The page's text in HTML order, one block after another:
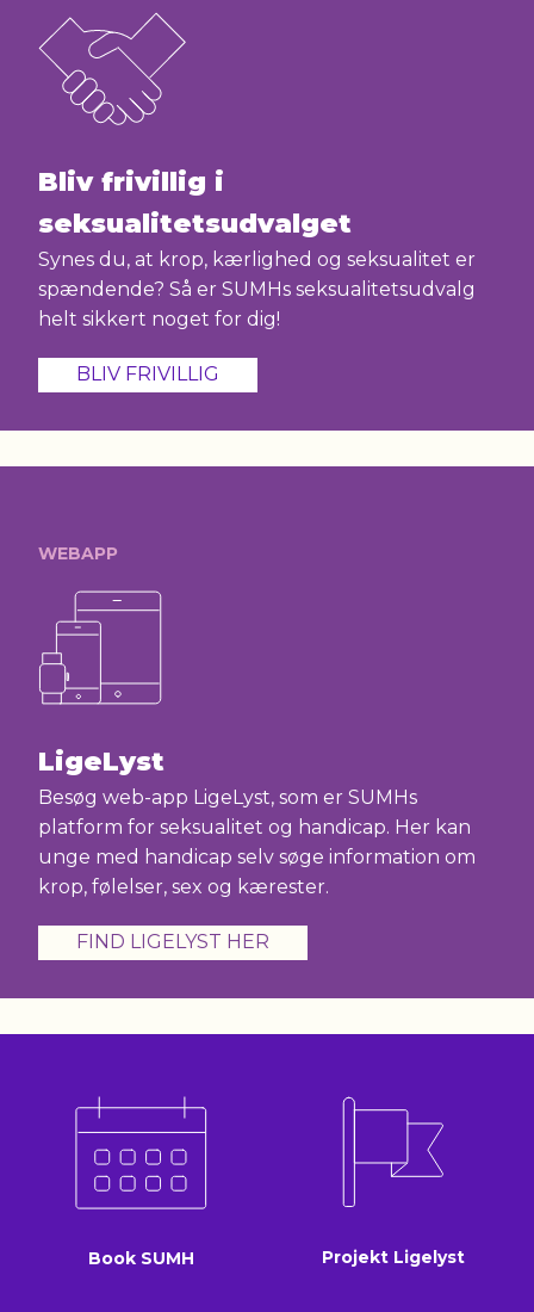
Bliv frivillig i
seksualitetsudvalget
Synes du, at krop, kærlighed og seksualitet er
spændende? Så er SUMHs seksualitetsudvalg
helt sikkert noget for dig!
BLIV FRIVILLIG
WEBAPP
LigeLyst
Besøg web-app LigeLyst, som er SUMHs
platform for seksualitet og handicap. Her kan
unge med handicap selv søge information om
krop, følelser, sex og kærester.
FIND LIGELYST HER
Book SUMH Projekt Ligelyst